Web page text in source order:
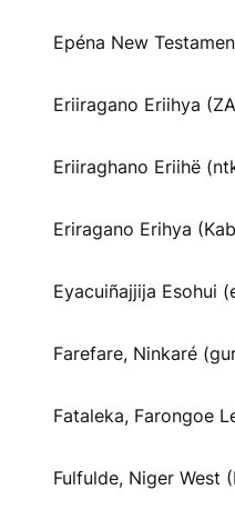
Epéna New
Eriiragano Eriihya
Eriiraghano Eriihë
Eriragano Erihya
Eyacuiñajjija Esohui
Farefare, Ninkaré
Fataleka, Farongoe
Fulfulde, Niger West